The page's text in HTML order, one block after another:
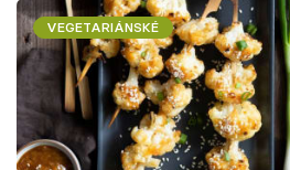
VEGETARIÁNSKÉ